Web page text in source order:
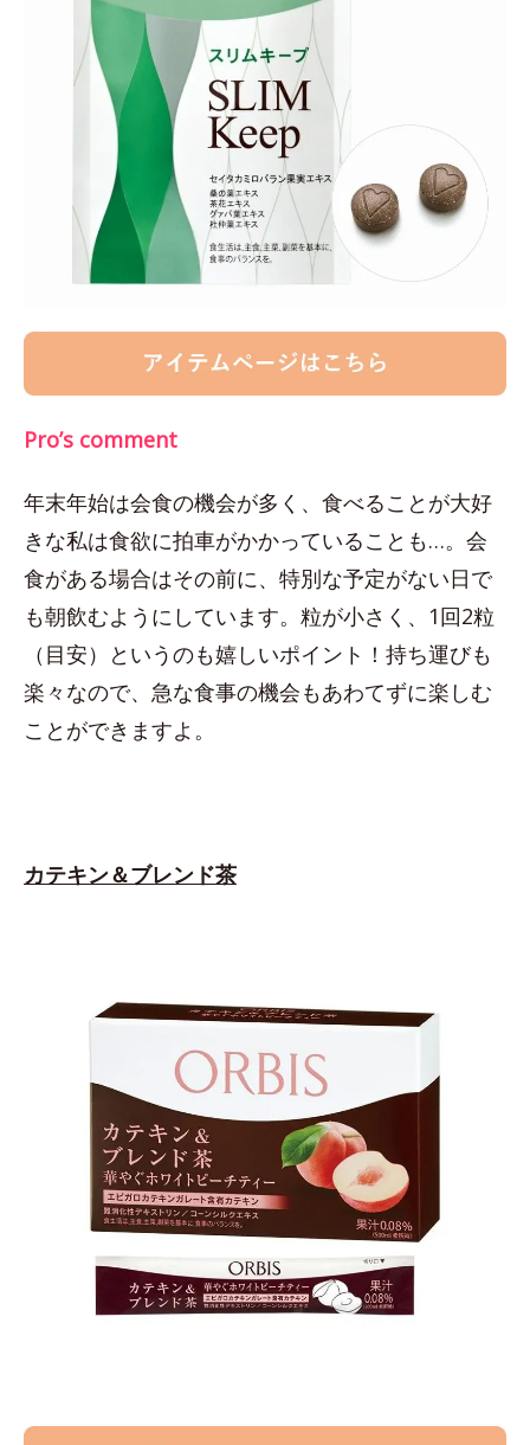
Pro’s comment
年末年始は会食の機会が多く、食べることが大好
きな私は食欲に拍車がかかっていることも…。会
食がある場合はその前に、特別な予定がない日で
も朝飲むようにしています。粒が小さく、1回2粒
（目安）というのも嬉しいポイント！持ち運びも
楽々なので、急な食事の機会もあわてずに楽しむ
ことができますよ。
カテキン＆ブレンド茶